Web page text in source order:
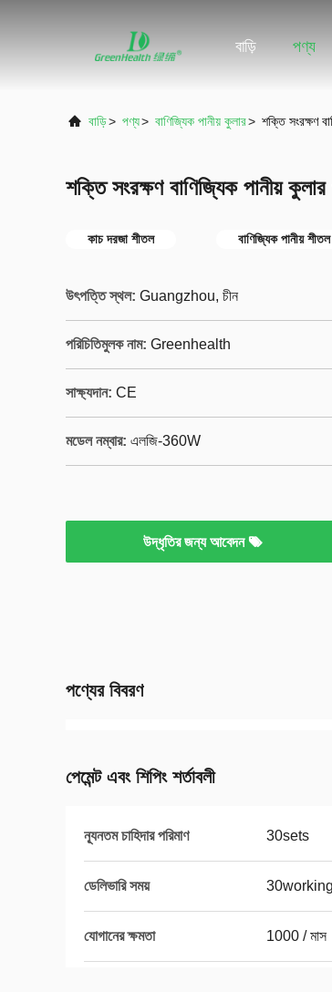
বাড়ি পণ্য
বাড়ি> পণ্য> বাণিজ্যিক পানীয় কুলার> শক্তি সংরক্ষণ
শক্তি সংরক্ষণ বাণিজ্যিক পানীয়
কাচ দরজা শীতল বাণিজ্যিক পানীয় শীতল
উৎপত্তি স্থল: Guangzhou, চীন
পরিচিতিমুলক নাম: Greenhealth
সাক্ষ্যদান: CE
মডেল নম্বার: এলজি-360W
উদ্ধৃতির জন্য আবেদন
পণ্যের বিবরণ
পেমেন্ট এবং শিপিং শর্তাবলী
ন্যূনতম চাহিদার পরিমাণ 30sets
ডেলিভারি সময় 30working
যোগানের ক্ষমতা 1000 / মাস